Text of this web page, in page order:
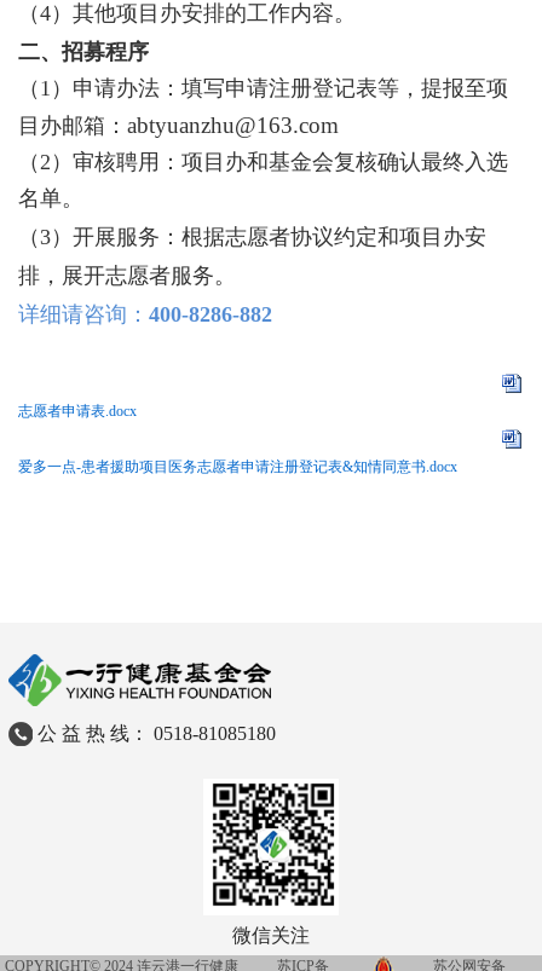
（4）其他项目办安排的工作内容。
二、招募程序
（1）申请办法：填写申请注册登记表等，提报至项
目办邮箱：abtyuanzhu@163.com
（2）审核聘用：项目办和基金会复核确认最终入选
名单。
（3）开展服务：根据志愿者协议约定和项目办安
排，展开志愿者服务。
详细请咨询：400-8286-882
志愿者申请表.docx
爱多一点-患者援助项目医务志愿者申请注册登记表&知情同意书.docx
公 益 热 线： 0518-81085180
微信关注
COPYRIGHT© 2024 连云港一行健康 苏ICP备 苏公网安备